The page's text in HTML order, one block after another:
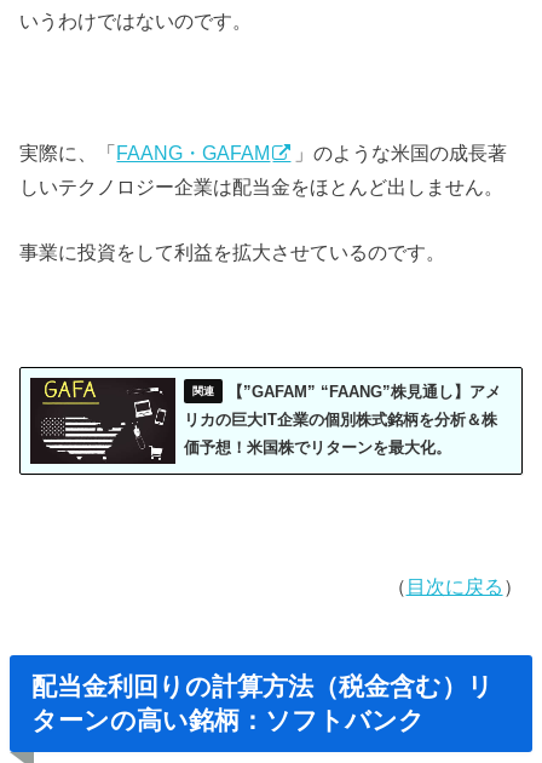
いうわけではないのです。
実際に、「FAANG・GAFAM
」のような米国の成長著
しいテクノロジー企業は配当金をほとんど出しません。
事業に投資をして利益を拡大させているのです。
【”GAFAM” “FAANG”株見通し】アメ
リカの巨大IT企業の個別株式銘柄を分析＆株
価予想！米国株でリターンを最大化。
（ 目次に戻る ）
配当金利回りの計算方法（税金含む）リ
ターンの高い銘柄：ソフトバンク